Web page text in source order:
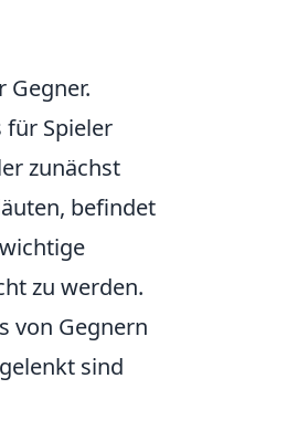
Gegner.
für Spieler
zunächst
befindet
zu werden.
von Gegnern
sind